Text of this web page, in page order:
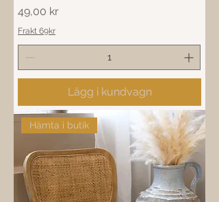
Pris
49,00 kr
Frakt 69kr
Lägg i kundvagn
Hämta i butik